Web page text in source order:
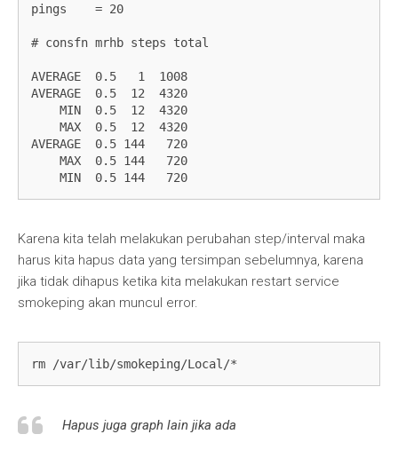
pings    = 20
# consfn mrhb steps total
AVERAGE  0.5   1  1008
AVERAGE  0.5  12  4320
    MIN  0.5  12  4320
    MAX  0.5  12  4320
AVERAGE  0.5 144   720
    MAX  0.5 144   720
    MIN  0.5 144   720
Karena kita telah melakukan perubahan step/interval maka
harus kita hapus data yang tersimpan sebelumnya, karena
jika tidak dihapus ketika kita melakukan restart service
smokeping akan muncul error.
rm /var/lib/smokeping/Local/*
Hapus juga graph lain jika ada